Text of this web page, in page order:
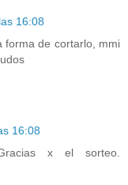
16:08
forma de cortarlo, mmi
16:08
x el sorteo.